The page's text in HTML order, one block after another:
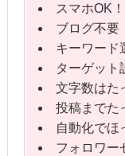
スマホOK！
ブログ不要
キーワード
ターゲット
文字数はた
投稿までた
自動化でほ
フォロワー